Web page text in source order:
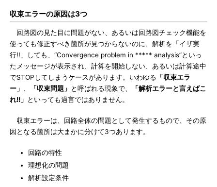
収束エラーの原因は3つ
回路図の見た目に問題がない、あるいは回路図チェック機能を
使っても修正すべき箇所が見つからないのに、解析を「イザ実
行!!」しても、“Convergence problem in ***** analysis”といっ
たメッセージが表示され、計算を開始しない、あるいは計算途中
でSTOPしてしまうケースがあります。いわゆる 「収束エラ
ー」
「収束問題」 と呼ばれる現象で、
「解析エラーと言えばこ
れ!!」 といっても過言ではありません。
収束エラーは、回路全体の問題として発生するもので、その原
因となる箇所は大まかに分けて3つあります。
回路の特性
理想化の問題
解析設定条件